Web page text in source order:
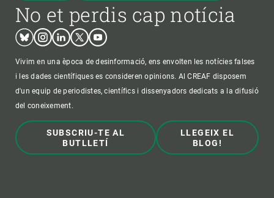
No et perdis cap notícia
BlueskyInstagram
LinkedinTwitterYoutube
Vivim en una època de desinformació, ens envolten les notícies falses
i les dades científiques es consideren opinions. Al CREAF disposem
d'un equip de periodistes, científics i dissenyadors dedicats a la difusió
del coneixement.
SUBSCRIU-TE AL
BUTLLETÍ
LLEGEIX EL
BLOG!